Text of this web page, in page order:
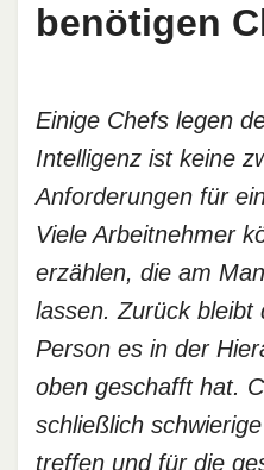
benötigen
Einige Chefs legen
Intelligenz ist keine
Anforderungen für
Viele Arbeitnehmer
erzählen, die am
lassen. Zurück bleibt
Person es in der
oben geschafft hat.
schließlich
treffen und für die